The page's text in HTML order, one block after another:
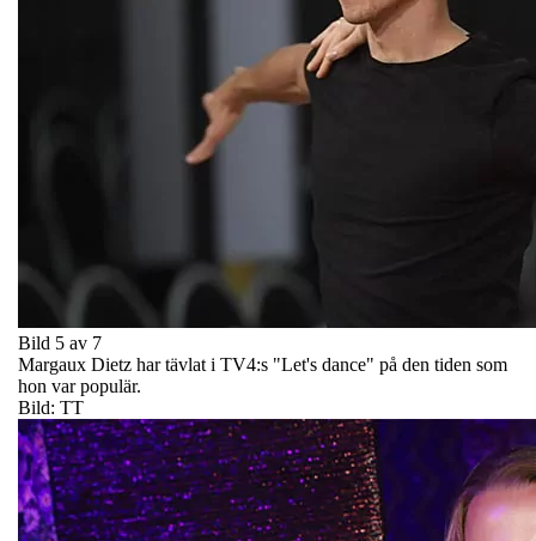
Bild 5 av 7
Margaux Dietz har tävlat i TV4:s "Let's dance" på den tiden som
hon var populär.
Bild: TT